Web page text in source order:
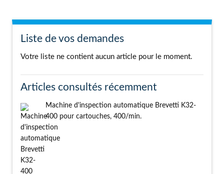
Liste de vos demandes
Votre liste ne contient aucun article pour le moment.
Articles consultés récemment
Machine d'inspection automatique Brevetti K32-
400 pour cartouches, 400/min.